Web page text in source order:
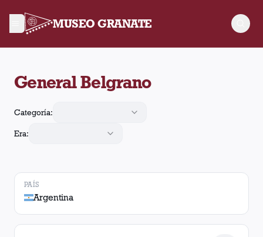
MUSEO GRANATE
General Belgrano
Categoría:
Era:
PAÍS
Argentina